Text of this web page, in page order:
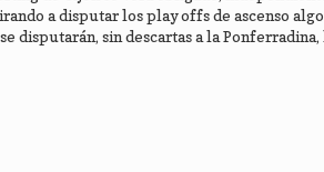
a disputar los play offs de ascenso
disputarán, sin descartas a la